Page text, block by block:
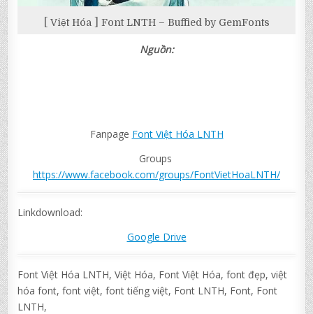
[ Việt Hóa ] Font LNTH – Buffied by GemFonts
Nguồn:
Fanpage Font Việt Hóa LNTH
Groups
https://www.facebook.com/groups/FontVietHoaLNTH/
Linkdownload:
Google Drive
Font Việt Hóa LNTH,Việt Hóa, Font Việt Hóa, font đẹp, việt
hóa font, font việt, font tiếng việt, Font LNTH, Font, Font
LNTH,